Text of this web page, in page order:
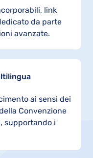
link
da parte
avanzate.
ai sensi dei
Convenzione
supportando i